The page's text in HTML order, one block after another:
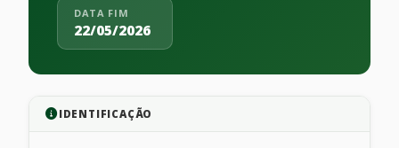
DATA FIM
22/05/2026
IDENTIFICAÇÃO